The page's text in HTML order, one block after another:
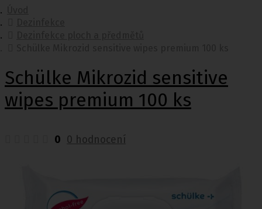
Schülke Mikrozid sensitive
wipes premium 100 ks
0 0 hodnocení